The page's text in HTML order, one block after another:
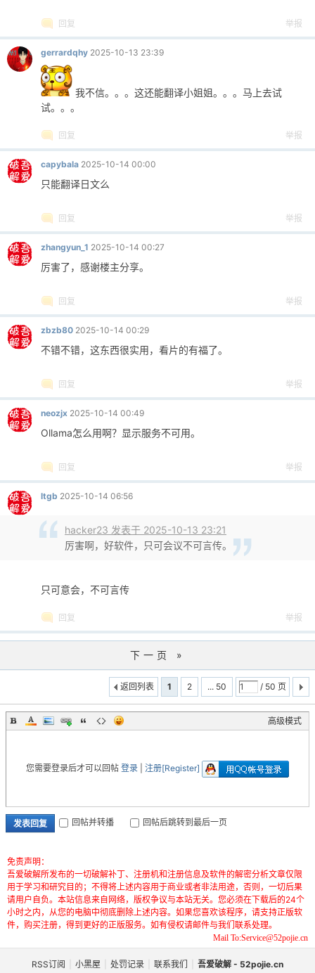
回复 举报
gerrardqhy 2025-10-13 23:39
我不信。。。这还能翻译小姐姐。。。马上去试
试。。。
回复 举报
capybala 2025-10-14 00:00
只能翻译日文么
回复 举报
zhangyun_1 2025-10-14 00:27
厉害了，感谢楼主分享。
回复 举报
zbzb80 2025-10-14 00:29
不错不错，这东西很实用，看片的有福了。
回复 举报
neozjx 2025-10-14 00:49
Ollama怎么用啊？显示服务不可用。
回复 举报
ltgb 2025-10-14 06:56
hacker23 发表于 2025-10-13 23:21
厉害啊，好软件，只可会议不可言传。
只可意会，不可言传
回复 举报
下一页 »
1 2 ... 50 / 50 页
返回列表
高级模式
您需要登录后才可以回帖 登录 注册[Register]
发表回复 回帖并转播 回帖后跳转到最后一页
免责声明：
吾爱破解所发布的一切破解补丁、注册机和注册信息及软件的解密分析文章仅限
用于学习和研究目的；不得将上述内容用于商业或者非法用途，否则，一切后果
请用户自负。本站信息来自网络，版权争议与本站无关。您必须在下载后的24个
小时之内，从您的电脑中彻底删除上述内容。如果您喜欢该程序，请支持正版软
件，购买注册，得到更好的正版服务。如有侵权请邮件与我们联系处理。
Mail To:Service@52pojie.cn
RSS订阅 小黑屋 处罚记录 联系我们 吾爱破解 - 52pojie.cn